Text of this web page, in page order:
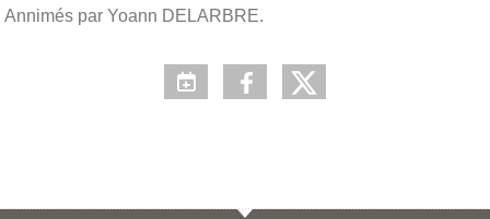
Annimés par Yoann DELARBRE.